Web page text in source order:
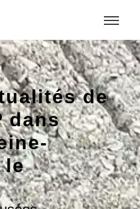
de
dans
le